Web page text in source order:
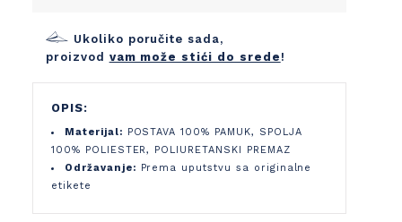
Ukoliko poručite sada,
proizvod vam može stići do srede !
OPIS:
Materijal: POSTAVA 100% PAMUK, SPOLJA
100% POLIESTER, POLIURETANSKI PREMAZ
Održavanje: Prema uputstvu sa originalne
etikete